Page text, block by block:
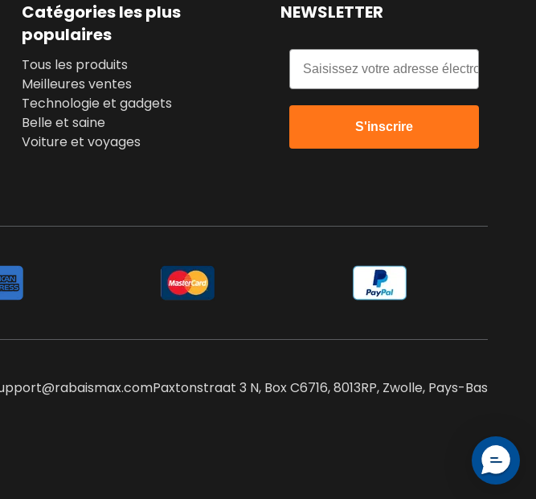
Catégories les plus
populaires
Tous les produits
Meilleures ventes
Technologie et gadgets
Belle et saine
Voiture et voyages
NEWSLETTER
Email
S'inscrire
Paxtonstraat 3 N, Box C6716, 8013RP, Zwolle, Pays-Bas